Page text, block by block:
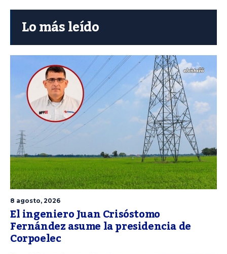
Lo más leído
8 agosto, 2026
El ingeniero Juan Crisóstomo
Fernández asume la presidencia de
Corpoelec